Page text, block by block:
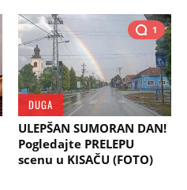
1
DUGA
ULEPŠAN SUMORAN DAN!
Pogledajte PRELEPU
scenu u KISAČU (FOTO)